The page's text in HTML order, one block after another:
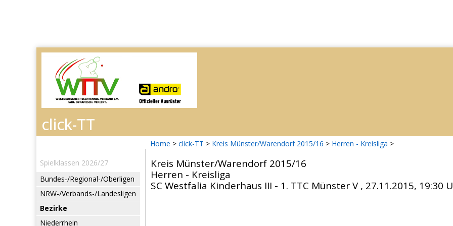
Home > click-TT > Kreis Münster/Warendorf 2015/16 > Herren - Kreisliga >
Spielklassen 2026/27
Bundes-/Regional-/Oberligen
NRW-/Verbands-/Landesligen
Bezirke
Niederrhein
Kreis Münster/Warendorf 2015/16
Herren - Kreisliga
SC Westfalia Kinderhaus III - 1. TTC Münster V , 27.11.2015, 19:30